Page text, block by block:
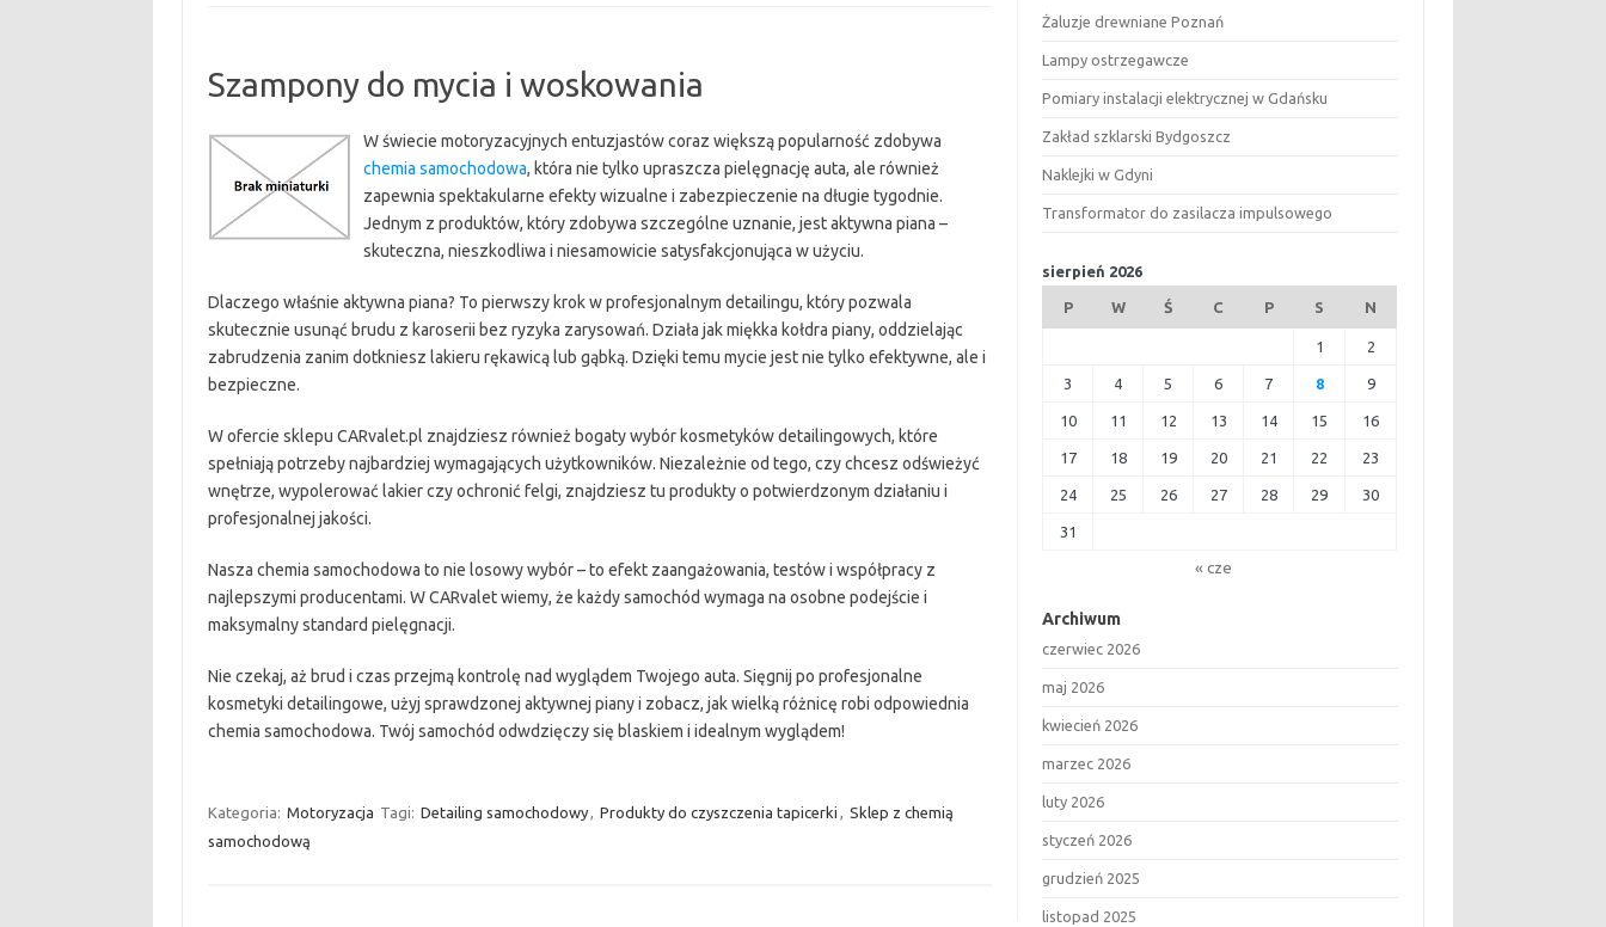
Szampony do mycia i woskowania
W świecie motoryzacyjnych entuzjastów coraz większą popularność zdobywa
chemia samochodowa, która nie tylko upraszcza pielęgnację auta, ale również
zapewnia spektakularne efekty wizualne i zabezpieczenie na długie tygodnie.
Jednym z produktów, który zdobywa szczególne uznanie, jest aktywna piana –
skuteczna, nieszkodliwa i niesamowicie satysfakcjonująca w użyciu.
Dlaczego właśnie aktywna piana? To pierwszy krok w profesjonalnym detailingu, który pozwala
skutecznie usunąć brudu z karoserii bez ryzyka zarysowań. Działa jak miękka kołdra piany, oddzielając
zabrudzenia zanim dotkniesz lakieru rękawicą lub gąbką. Dzięki temu mycie jest nie tylko efektywne, ale i
bezpieczne.
W ofercie sklepu CARvalet.pl znajdziesz również bogaty wybór kosmetyków detailingowych, które
spełniają potrzeby najbardziej wymagających użytkowników. Niezależnie od tego, czy chcesz odświeżyć
wnętrze, wypolerować lakier czy ochronić felgi, znajdziesz tu produkty o potwierdzonym działaniu i
profesjonalnej jakości.
Nasza chemia samochodowa to nie losowy wybór – to efekt zaangażowania, testów i współpracy z
najlepszymi producentami. W CARvalet wiemy, że każdy samochód wymaga na osobne podejście i
maksymalny standard pielęgnacji.
Nie czekaj, aż brud i czas przejmą kontrolę nad wyglądem Twojego auta. Sięgnij po profesjonalne
kosmetyki detailingowe, użyj sprawdzonej aktywnej piany i zobacz, jak wielką różnicę robi odpowiednia
chemia samochodowa. Twój samochód odwdzięczy się blaskiem i idealnym wyglądem!
Kategoria: Motoryzacja Tagi: Detailing samochodowy, Produkty do czyszczenia tapicerki , Sklep z chemią
samochodową
Żaluzje drewniane Poznań
Lampy ostrzegawcze
Pomiary instalacji elektrycznej w Gdańsku
Zakład szklarski Bydgoszcz
Naklejki w Gdyni
Transformator do zasilacza impulsowego
sierpień 2026
P W Ś C P S N
1 2
3 4 5 6 7 8 9
10 11 12 13 14 15 16
17 18 19 20 21 22 23
24 25 26 27 28 29 30
31
« cze
Archiwum
czerwiec 2026
maj 2026
kwiecień 2026
marzec 2026
luty 2026
styczeń 2026
grudzień 2025
listopad 2025